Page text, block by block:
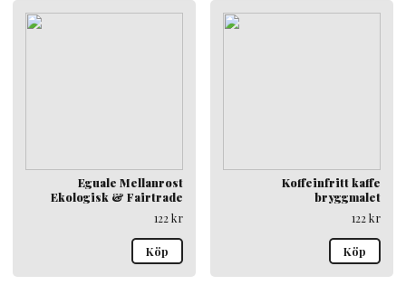
Eguale Mellanrost
Ekologisk & Fairtrade
122kr
Köp
Koffeinfritt kaffe
bryggmalet
122kr
Köp